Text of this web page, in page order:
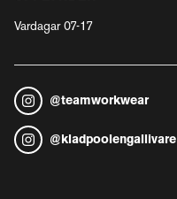
Vardagar 07-17
@teamworkwear
@ kladpoolengallivare